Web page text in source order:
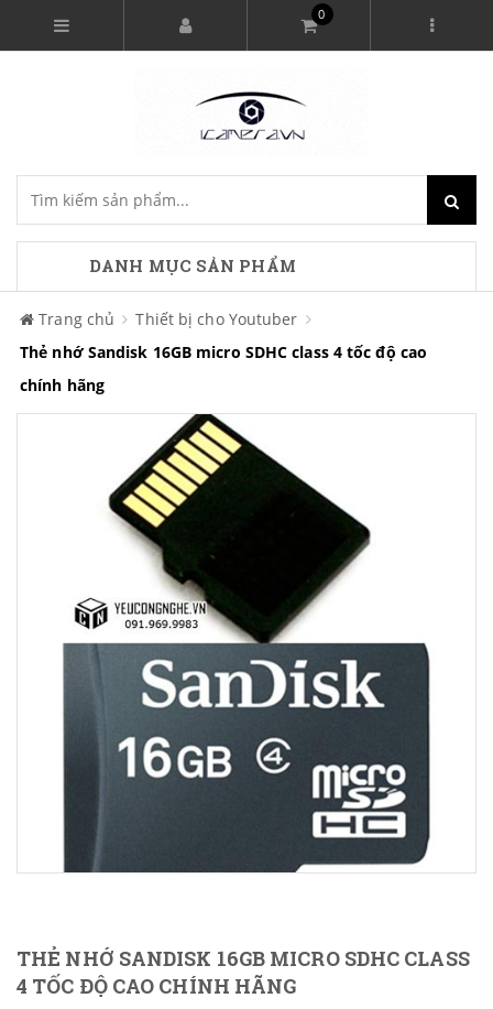
0
DANH MỤC SẢN PHẨM
Trang chủ
Thiết bị cho Youtuber
Thẻ nhớ Sandisk 16GB micro SDHC class 4 tốc độ cao
chính hãng
THẺ NHỚ SANDISK 16GB MICRO SDHC CLASS
4 TỐC ĐỘ CAO CHÍNH HÃNG